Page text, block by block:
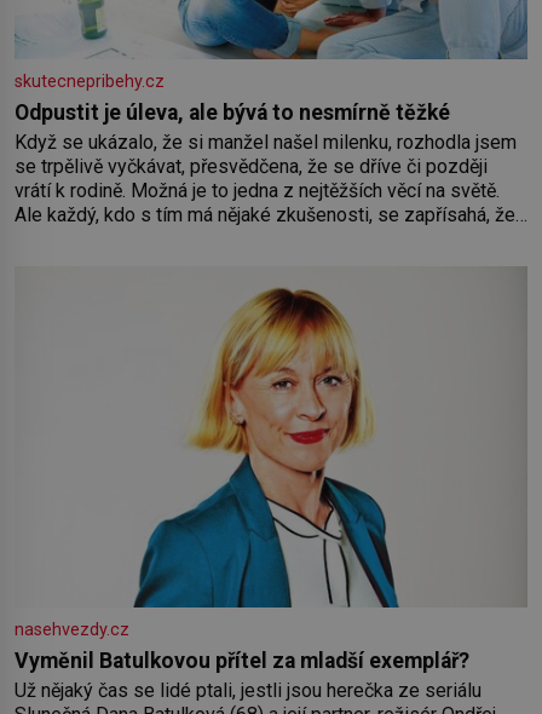
skutecnepribehy.cz
Odpustit je úleva, ale bývá to nesmírně těžké
Když se ukázalo, že si manžel našel milenku, rozhodla jsem
se trpělivě vyčkávat, přesvědčena, že se dříve či později
vrátí k rodině. Možná je to jedna z nejtěžších věcí na světě.
Ale každý, kdo s tím má nějaké zkušenosti, se zapřísahá, že
nasehvezdy.cz
Vyměnil Batulkovou přítel za mladší exemplář?
Už nějaký čas se lidé ptali, jestli jsou herečka ze seriálu